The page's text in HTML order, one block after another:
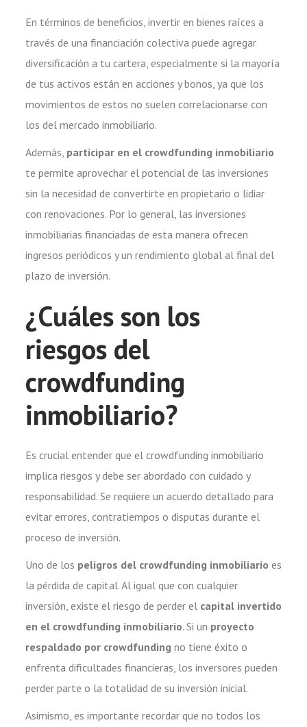
En términos de beneficios, invertir en bienes raíces a
través de una financiación colectiva puede agregar
diversificación a tu cartera, especialmente si la mayoría
de tus activos están en acciones y bonos, ya que los
movimientos de estos no suelen correlacionarse con
los del mercado inmobiliario.
Además, participar en el crowdfunding inmobiliario
te permite aprovechar el potencial de las inversiones
sin la necesidad de convertirte en propietario o lidiar
con renovaciones. Por lo general, las inversiones
inmobiliarias financiadas de esta manera ofrecen
ingresos periódicos y un rendimiento global al final del
plazo de inversión.
¿Cuáles son los
riesgos del
crowdfunding
inmobiliario?
Es crucial entender que el crowdfunding inmobiliario
implica riesgos y debe ser abordado con cuidado y
responsabilidad. Se requiere un acuerdo detallado para
evitar errores, contratiempos o disputas durante el
proceso de inversión.
Uno de los peligros del crowdfunding inmobiliario es
la pérdida de capital. Al igual que con cualquier
inversión, existe el riesgo de perder el capital invertido
en el crowdfunding inmobiliario. Si un proyecto
respaldado por crowdfunding no tiene éxito o
enfrenta dificultades financieras, los inversores pueden
perder parte o la totalidad de su inversión inicial.
Asimismo, es importante recordar que no todos los